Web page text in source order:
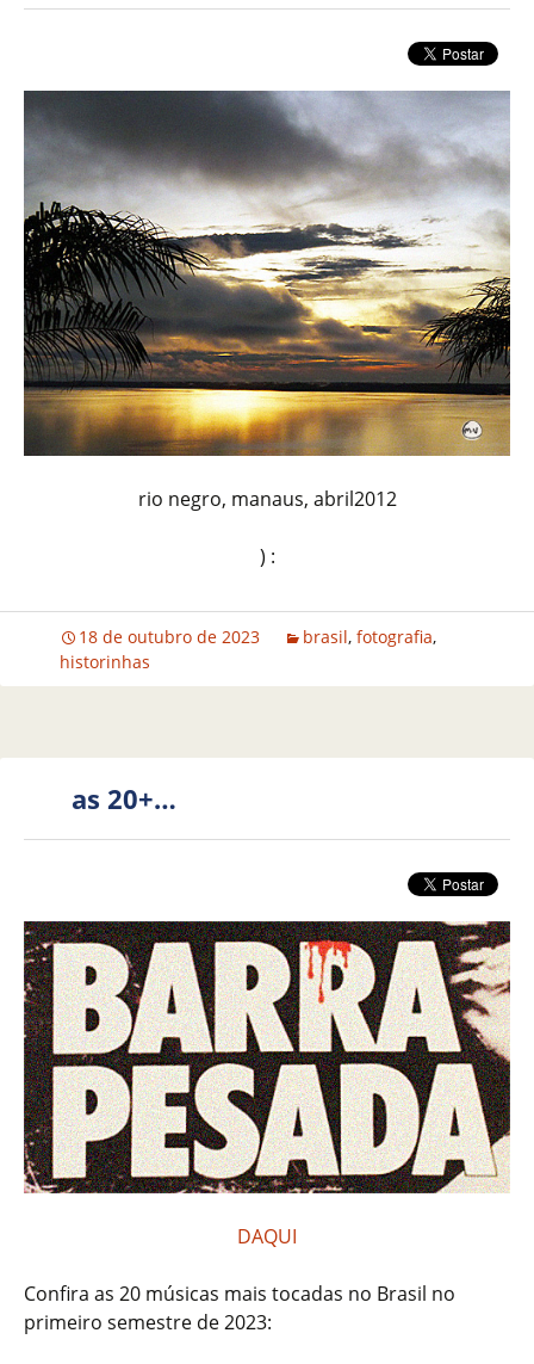
rio negro, manaus, abril2012
) :
18 de outubro de 2023 brasil, fotografia,
historinhas
as 20+…
DAQUI
Confira as 20 músicas mais tocadas no Brasil no
primeiro semestre de 2023: